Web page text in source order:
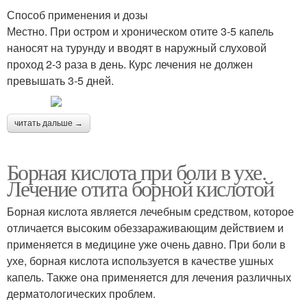
Способ применения и дозы
Местно. При остром и хроническом отите 3-5 капель
наносят на турунду и вводят в наружный слуховой
проход 2-3 раза в день. Курс лечения не должен
превышать 3-5 дней.
читать дальше →
Борная кислота при боли в ухе.
Лечение отита борной кислотой
Борная кислота является лечебным средством, которое
отличается высоким обеззараживающим действием и
применяется в медицине уже очень давно. При боли в
ухе, борная кислота используется в качестве ушных
капель. Также она применяется для лечения различных
дерматологических проблем.